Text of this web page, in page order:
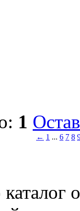
1
← 1 ... 6 7 8
каталог